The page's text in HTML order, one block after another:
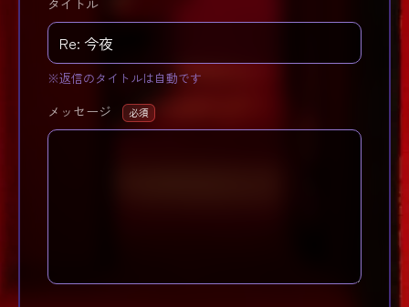
タイトル
※返信のタイトルは自動です
メッセージ 必須